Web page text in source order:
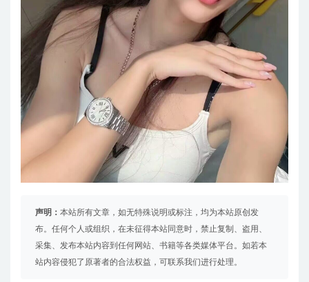
声明： 本站所有文章，如无特殊说明或标注，均为本站原创发
布。任何个人或组织，在未征得本站同意时，禁止复制、盗用、
采集、发布本站内容到任何网站、书籍等各类媒体平台。如若本
站内容侵犯了原著者的合法权益，可联系我们进行处理。